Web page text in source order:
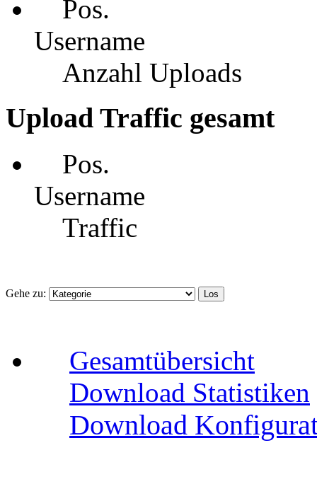
Pos.
Username
Anzahl Uploads
Upload Traffic gesamt
Pos.
Username
Traffic
Gehe zu:
Gesamtübersicht
Download Statistiken
Download